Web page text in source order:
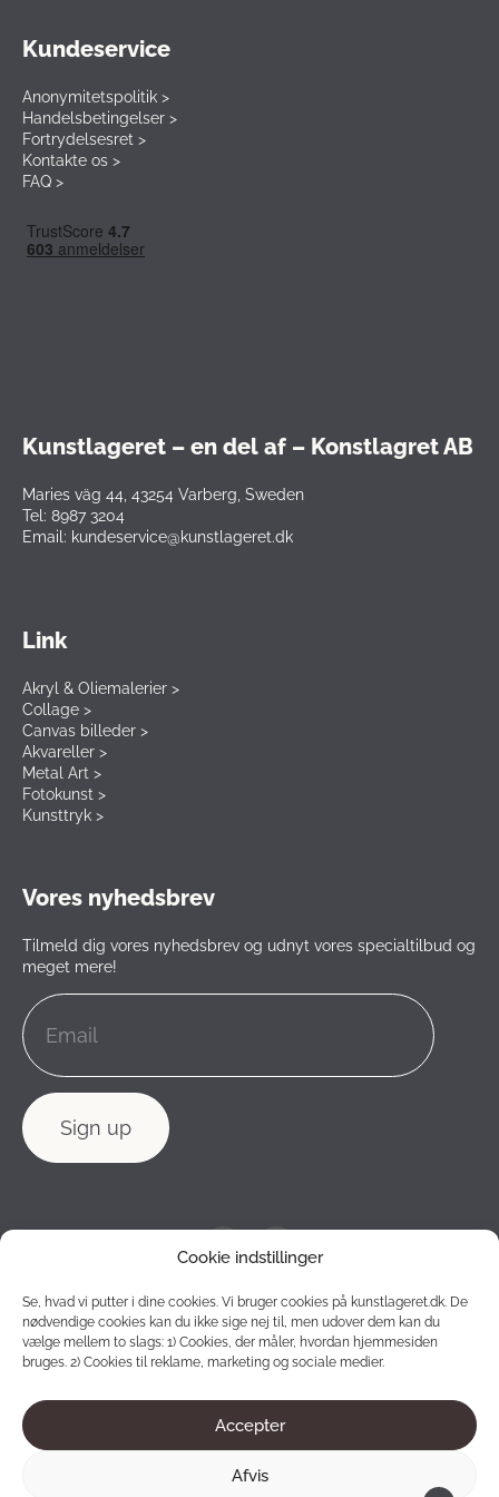
Cookie indstillinger
Se, hvad vi putter i dine cookies. Vi bruger cookies på kunstlageret.dk. De
nødvendige cookies kan du ikke sige nej til, men udover dem kan du
vælge mellem to slags: 1) Cookies, der måler, hvordan hjemmesiden
bruges. 2) Cookies til reklame, marketing og sociale medier.
Accepter
Afvis
Kundeservice
Anonymitetspolitik >
Handelsbetingelser >
Fortrydelsesret >
Kontakte os >
FAQ >
Kunstlageret – en del af – Konstlagret AB
Maries väg 44, 43254 Varberg, Sweden
Tel: 8987 3204
Email: kundeservice@kunstlageret.dk
Link
Akryl & Oliemalerier >
Collage >
Canvas billeder >
Akvareller >
Metal Art >
Fotokunst >
Kunsttryk >
Vores nyhedsbrev
Tilmeld dig vores nyhedsbrev og udnyt vores specialtilbud og
meget mere!
2012 - 2026 © Konstlagret. All rights reserved.